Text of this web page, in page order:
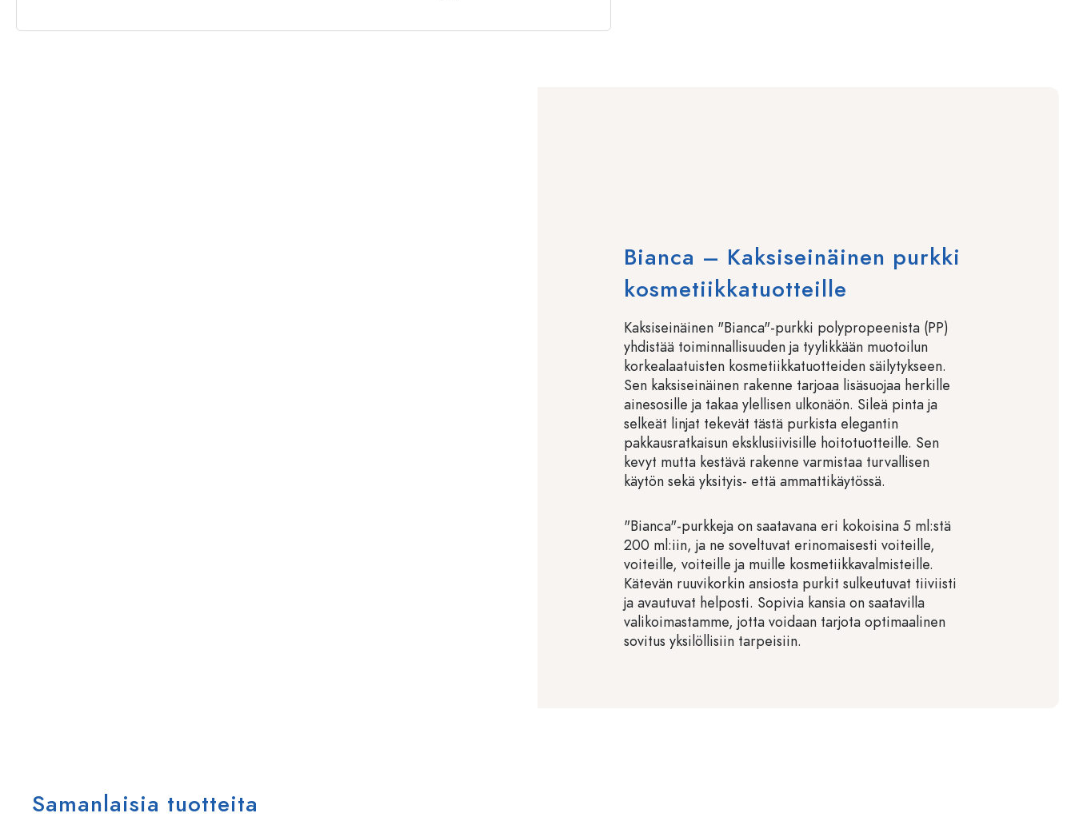
Bianca – Kaksiseinäinen purkki
kosmetiikkatuotteille
Kaksiseinäinen "Bianca"-purkki polypropeenista (PP)
yhdistää toiminnallisuuden ja tyylikkään muotoilun
korkealaatuisten kosmetiikkatuotteiden säilytykseen.
Sen kaksiseinäinen rakenne tarjoaa lisäsuojaa herkille
ainesosille ja takaa ylellisen ulkonäön. Sileä pinta ja
selkeät linjat tekevät tästä purkista elegantin
pakkausratkaisun eksklusiivisille hoitotuotteille. Sen
kevyt mutta kestävä rakenne varmistaa turvallisen
käytön sekä yksityis- että ammattikäytössä.
"Bianca"-purkkeja on saatavana eri kokoisina 5 ml:stä
200 ml:iin, ja ne soveltuvat erinomaisesti voiteille,
voiteille, voiteille ja muille kosmetiikkavalmisteille.
Kätevän ruuvikorkin ansiosta purkit sulkeutuvat tiiviisti
ja avautuvat helposti. Sopivia kansia on saatavilla
valikoimastamme, jotta voidaan tarjota optimaalinen
sovitus yksilöllisiin tarpeisiin.
Samanlaisia tuotteita